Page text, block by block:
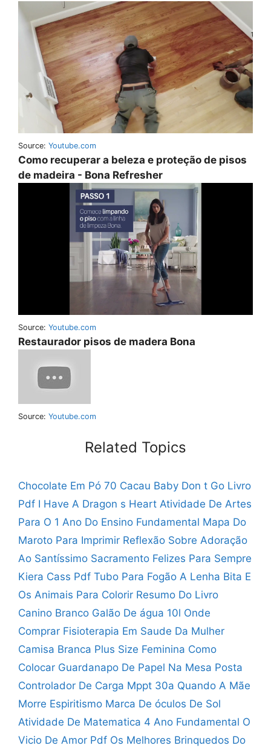
Source: Youtube.com
Como recuperar a beleza e proteção de pisos
de madeira - Bona Refresher
Source: Youtube.com
Restaurador pisos de madera Bona
Source: Youtube.com
Related Topics
Chocolate Em Pó 70 Cacau Baby Don t Go Livro
Pdf I Have A Dragon s Heart Atividade De Artes
Para O 1 Ano Do Ensino Fundamental Mapa Do
Maroto Para Imprimir Reflexão Sobre Adoração
Ao Santíssimo Sacramento Felizes Para Sempre
Kiera Cass Pdf Tubo Para Fogão A Lenha Bita E
Os Animais Para Colorir Resumo Do Livro
Canino Branco Galão De água 10l Onde
Comprar Fisioterapia Em Saude Da Mulher
Camisa Branca Plus Size Feminina Como
Colocar Guardanapo De Papel Na Mesa Posta
Controlador De Carga Mppt 30a Quando A Mãe
Morre Espiritismo Marca De óculos De Sol
Atividade De Matematica 4 Ano Fundamental O
Vicio De Amor Pdf Os Melhores Brinquedos Do